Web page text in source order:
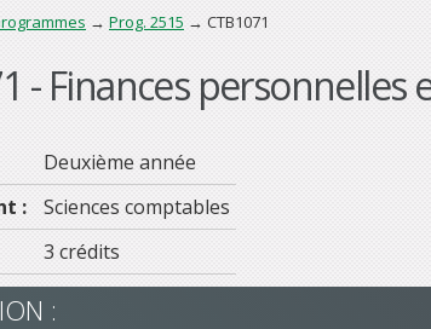
→ Prog. 2515 → CTB1071
- Finances
Deuxième année
:
Sciences comptables
3 crédits
: